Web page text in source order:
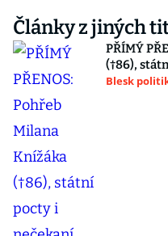
Články z jiných
PŘÍMÝ
(†86),
Blesk